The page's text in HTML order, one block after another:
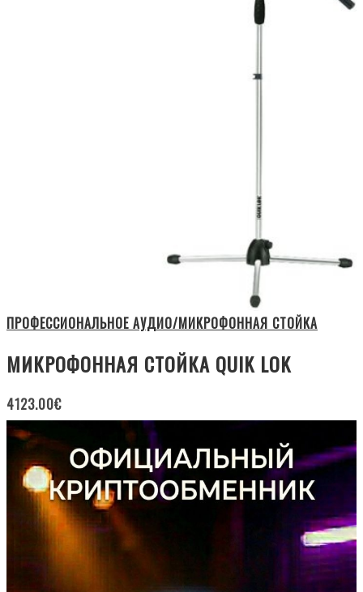
ПРОФЕССИОНАЛЬНОЕ АУДИО/МИКРОФОННАЯ СТОЙКА
МИКРОФОННАЯ СТОЙКА QUIK LOK
4123.00€